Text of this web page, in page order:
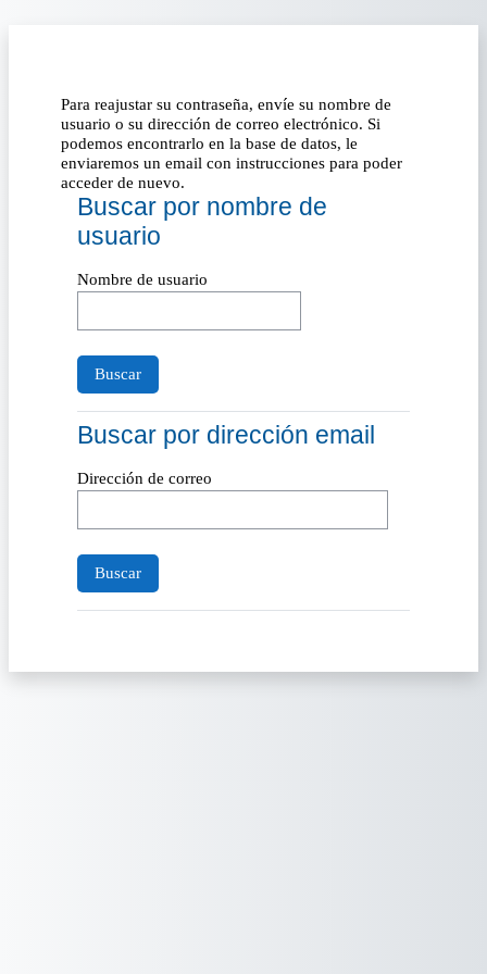
Para reajustar su contraseña, envíe su nombre de
usuario o su dirección de correo electrónico. Si
podemos encontrarlo en la base de datos, le
enviaremos un email con instrucciones para poder
acceder de nuevo.
Buscar por nombre de usuario
Buscar por nombre de
usuario
Nombre de usuario
Buscar por dirección email
Buscar por dirección email
Dirección de correo